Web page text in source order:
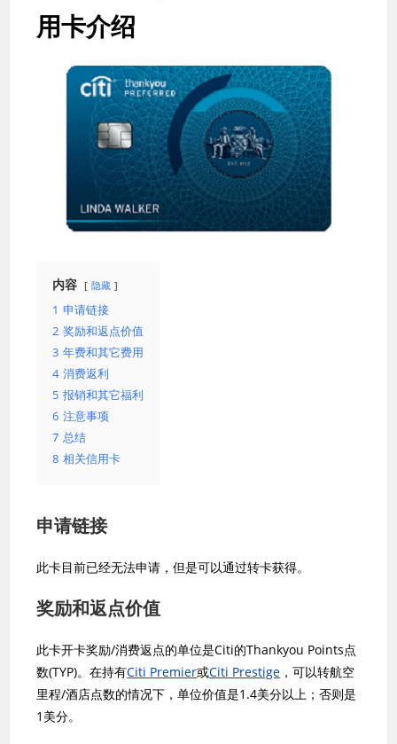
用卡介绍
内容 隐藏
1 申请链接
2 奖励和返点价值
3 年费和其它费用
4 消费返利
5 报销和其它福利
6 注意事项
7 总结
8 相关信用卡
申请链接
此卡目前已经无法申请，但是可以通过转卡获得。
奖励和返点价值
此卡开卡奖励/消费返点的单位是Citi的Thankyou Points点
数(TYP)。在持有Citi Premier或Citi Prestige ，可以转航空
里程/酒店点数的情况下，单位价值是1.4美分以上；否则是
1美分。